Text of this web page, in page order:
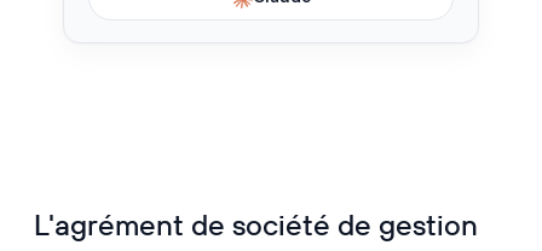
L'agrément de société de gestion